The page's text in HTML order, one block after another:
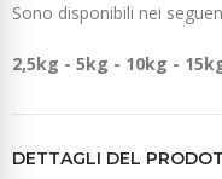
Sono disponibili nei
2,5kg - 5kg - 10kg -
DETTAGLI DEL